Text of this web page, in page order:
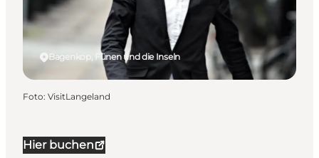
Hier buchen
Bagenkop, Fünen und die Inseln
Foto: VisitLangeland